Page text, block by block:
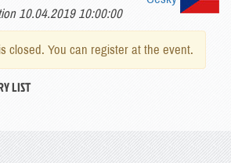
10.04.2019 10:00:00
closed. You can register at the event.
LIST